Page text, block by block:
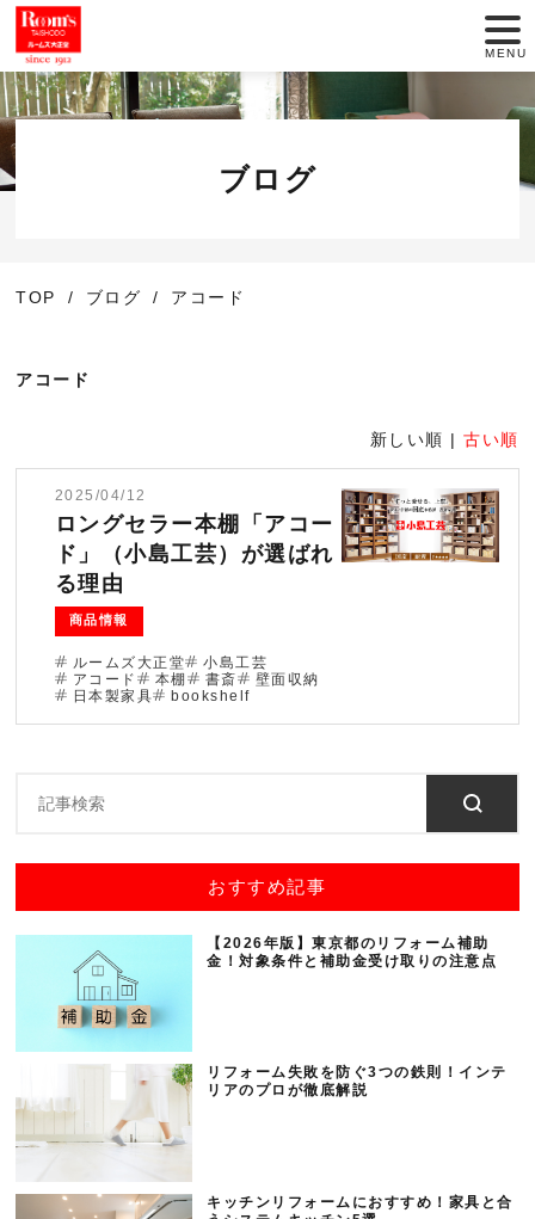
住まいのリフォー
ム
店舗一覧
動画でインテリア
大正堂のこだわり
お役立ち情報
ブログ
法人のお客様へ
MENU
ブログ
TOP ブログ アコード
アコード
新しい順 |古い順
2025/04/12
ロングセラー本棚「アコー
ド」（小島工芸）が選ばれ
る理由
商品情報
ルームズ大正堂
小島工芸
アコード
本棚 書斎
壁面収納
日本製家具
bookshelf
おすすめ記事
【2026年版】東京都のリフォーム補助
金！対象条件と補助金受け取りの注意点
リフォーム失敗を防ぐ3つの鉄則！インテ
リアのプロが徹底解説
キッチンリフォームにおすすめ！家具と合